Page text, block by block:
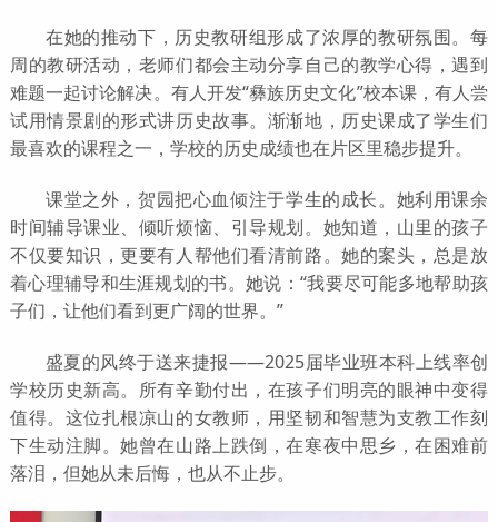
在她的推动下，历史教研组形成了浓厚的教研氛围。每
周的教研活动，老师们都会主动分享自己的教学心得，遇到
难题一起讨论解决。有人开发“彝族历史文化”校本课，有人尝
试用情景剧的形式讲历史故事。渐渐地，历史课成了学生们
最喜欢的课程之一，学校的历史成绩也在片区里稳步提升。
课堂之外，贺园把心血倾注于学生的成长。她利用课余
时间辅导课业、倾听烦恼、引导规划。她知道，山里的孩子
不仅要知识，更要有人帮他们看清前路。她的案头，总是放
着心理辅导和生涯规划的书。她说：“我要尽可能多地帮助孩
子们，让他们看到更广阔的世界。”
盛夏的风终于送来捷报——2025届毕业班本科上线率创
学校历史新高。所有辛勤付出，在孩子们明亮的眼神中变得
值得。这位扎根凉山的女教师，用坚韧和智慧为支教工作刻
下生动注脚。她曾在山路上跌倒，在寒夜中思乡，在困难前
落泪，但她从未后悔，也从不止步。